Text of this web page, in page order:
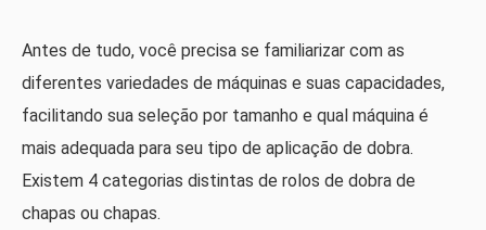
Antes de tudo, você precisa se familiarizar com as
diferentes variedades de máquinas e suas capacidades,
facilitando sua seleção por tamanho e qual máquina é
mais adequada para seu tipo de aplicação de dobra.
Existem 4 categorias distintas de rolos de dobra de
chapas ou chapas.